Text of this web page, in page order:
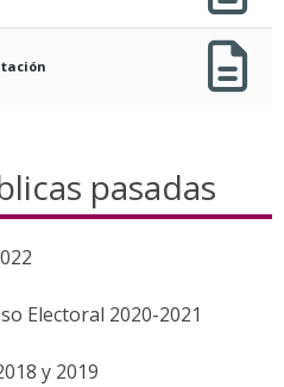
pasadas
Electoral 2020-2021
y 2019